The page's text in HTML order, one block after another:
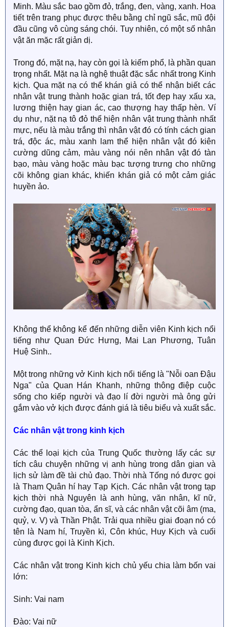
Minh. Màu sắc bao gồm đỏ, trắng, đen, vàng, xanh. Hoa
tiết trên trang phục được thêu bằng chỉ ngũ sắc, mũ đội
đầu cũng vô cùng sáng chói. Tuy nhiên, có một số nhân
vật ăn mặc rất giản dị.
Trong đó, mặt nạ, hay còn gọi là kiếm phổ, là phần quan
trọng nhất. Mặt nạ là nghệ thuật đặc sắc nhất trong Kinh
kịch. Qua mặt nạ có thể khán giả có thể nhận biết các
nhân vật trung thành hoặc gian trá, tốt đẹp hay xấu xa,
lương thiện hay gian ác, cao thượng hay thấp hèn. Ví
dụ như, nặt nạ tô đỏ thể hiện nhân vật trung thành nhất
mực, nếu là màu trắng thì nhân vật đó có tính cách gian
trá, độc ác, màu xanh lam thể hiện nhân vật đó kiên
cường dũng cảm, màu vàng nói nên nhân vật đó tàn
bạo, màu vàng hoặc màu bạc tượng trưng cho những
cõi không gian khác, khiến khán giả có một cảm giác
huyền ảo.
Không thể không kể đến những diễn viên Kinh kịch nổi
tiếng như Quan Đức Hưng, Mai Lan Phương, Tuân
Huệ Sinh..
Một trong những vở Kinh kịch nổi tiếng là "Nỗi oan Đậu
Nga" của Quan Hán Khanh, những thông điệp cuộc
sống cho kiếp người và đạo lí đời người mà ông gửi
gắm vào vở kịch được đánh giá là tiêu biểu và xuất sắc.
Các nhân vật trong kinh kịch
Các thể loại kịch của Trung Quốc thường lấy các sự
tích câu chuyện những vị anh hùng trong dân gian và
lịch sử làm đề tài chủ đạo. Thời nhà Tống nó được gọi
là Tham Quân hí hay Tạp Kịch. Các nhân vật trong tạp
kịch thời nhà Nguyên là anh hùng, văn nhân, kĩ nữ,
cường đạo, quan tòa, ẩn sĩ, và các nhân vật cõi âm (ma,
quỷ, v. V) và Thần Phật. Trải qua nhiều giai đoạn nó có
tên là Nam hí, Truyền kì, Côn khúc, Huy Kịch và cuối
cùng được gọi là Kinh Kịch.
Các nhân vật trong Kinh kịch chủ yếu chia làm bốn vai
lớn:
Sinh: Vai nam
Đào: Vai nữ